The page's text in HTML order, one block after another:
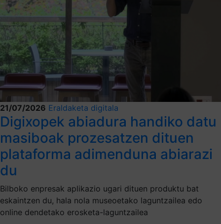
21/07/2026 Eraldaketa digitala
Digixopek abiadura handiko datu
masiboak prozesatzen dituen
plataforma adimenduna abiarazi
du
Bilboko enpresak aplikazio ugari dituen produktu bat
eskaintzen du, hala nola museoetako laguntzailea edo
online dendetako erosketa-laguntzailea